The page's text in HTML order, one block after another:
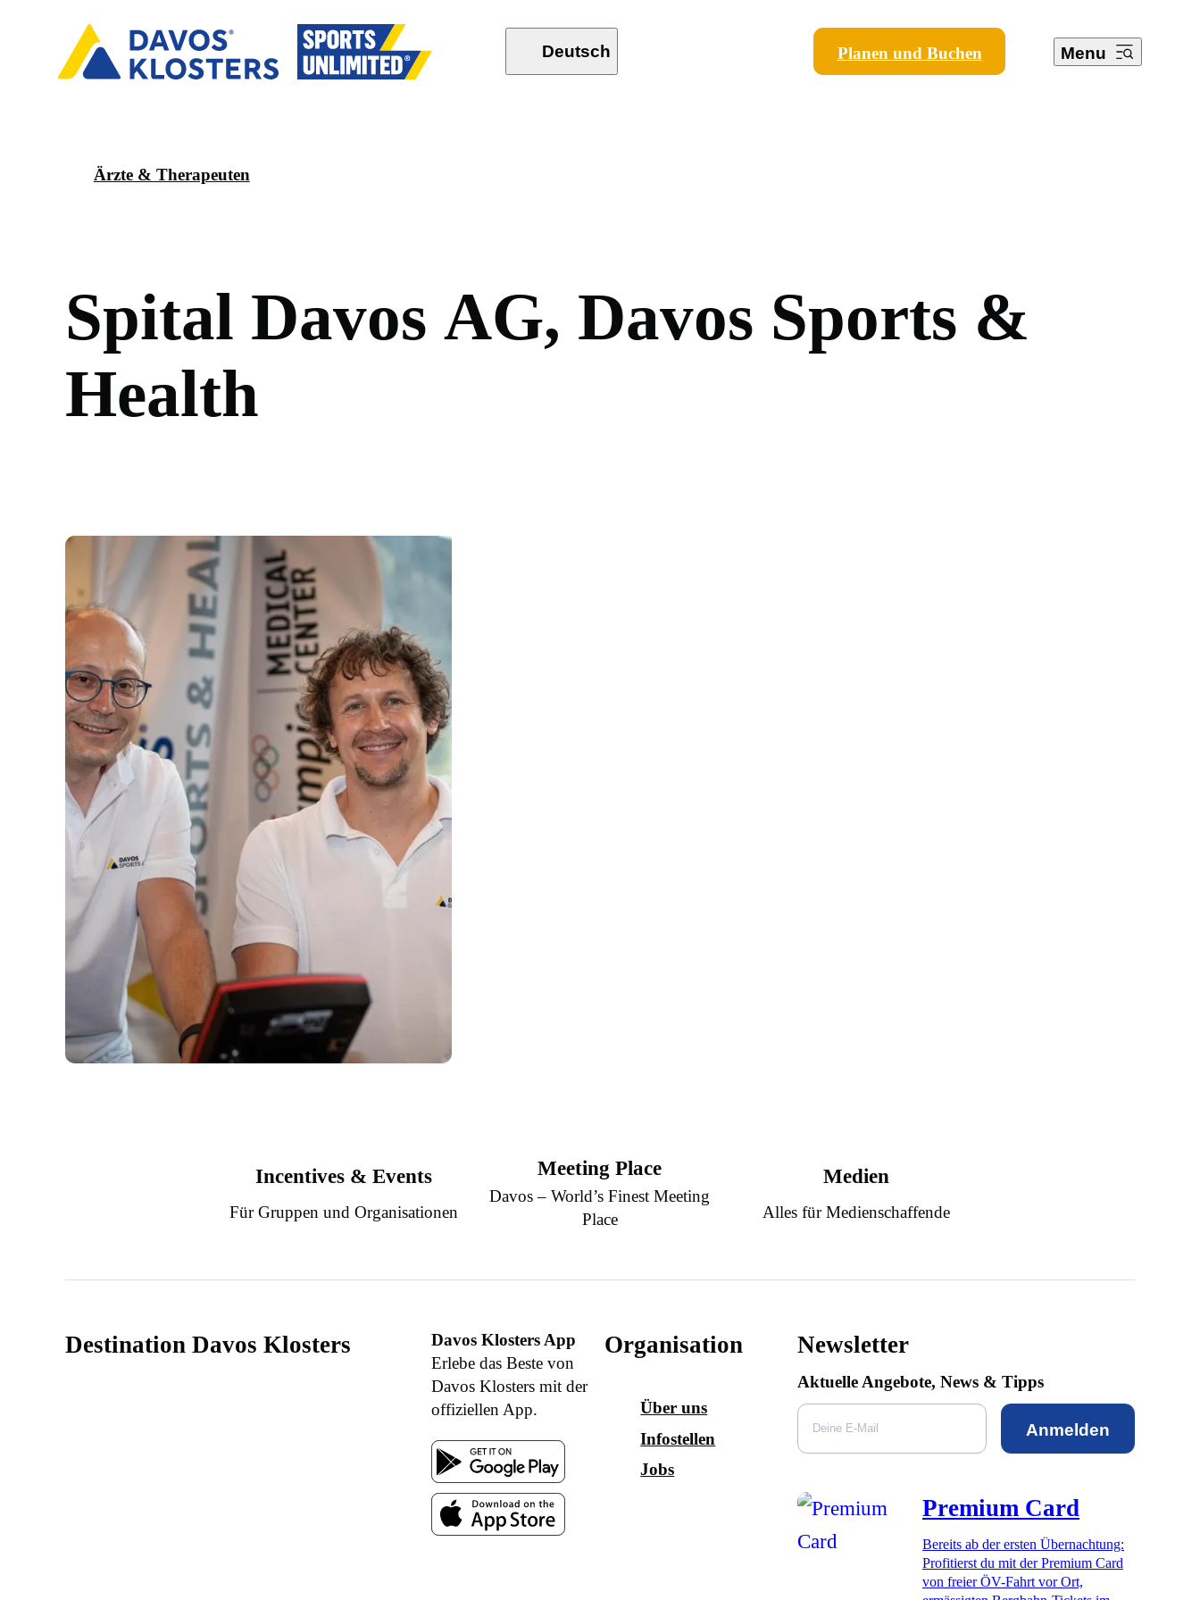
Deutsch Planen und Buchen Menu
Ärzte & Therapeuten
Spital Davos AG, Davos Sports &
Health
Incentives & Events
Für Gruppen und Organisationen
Meeting Place
Davos – World’s Finest Meeting
Place
Medien
Alles für Medienschaffende
Destination Davos Klosters
Davos Klosters App
Erlebe das Beste von
Davos Klosters mit der
offiziellen App.
Organisation
Über uns
Infostellen
Jobs
Newsletter
Aktuelle Angebote, News & Tipps
Anmelden
Premium Card
Bereits ab der ersten Übernachtung:
Profitierst du mit der Premium Card
von freier ÖV-Fahrt vor Ort,